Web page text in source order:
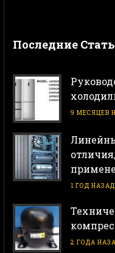
Последние
9 МЕСЯЦЕВ
1 ГОД НАЗАД
2 ГОДА